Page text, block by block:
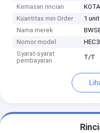
Kemasan rincian
Kuantitas min Order
1 unit
Nama merek
Nomor model
Syarat-syarat
pembayaran
T/T